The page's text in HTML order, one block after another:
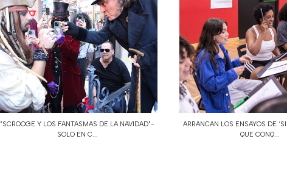
"SCROOGE Y LOS FANTASMAS DE LA NAVIDAD"-
SOLO EN C...
ARRANCAN LOS ENSAYOS DE
QUE CONQ...